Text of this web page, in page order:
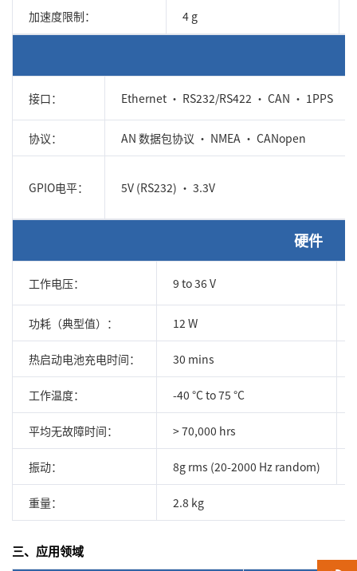
加速度限制： 4 g
接口： Ethernet • RS232/RS422 • CAN • 1PPS
协议： AN 数据包协议 • NMEA • CANopen
GPIO电平： 5V (RS232) • 3.3V
硬件
工作电压： 9 to 36 V
功耗（典型值）： 12 W
热启动电池充电时间： 30 mins
工作温度： -40 °C to 75 °C
平均无故障时间： > 70,000 hrs
振动： 8g rms (20-2000 Hz random)
重量： 2.8 kg
三、应用领域